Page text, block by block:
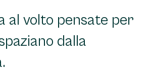
al volto pensate per
dalla